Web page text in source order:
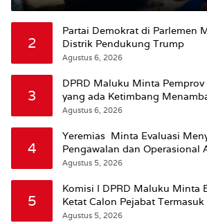
2
Partai Demokrat di Parlemen
Distrik Pendukung Trump
Agustus 6, 2026
3
DPRD Maluku Minta
yang ada Ketimbang
Agustus 6, 2026
4
Yeremias Minta Evaluasi
Pengawalan dan Operasional
Agustus 5, 2026
5
Komisi I DPRD Maluku Minta
Ketat Calon Pejabat
Hukum
Agustus 5, 2026